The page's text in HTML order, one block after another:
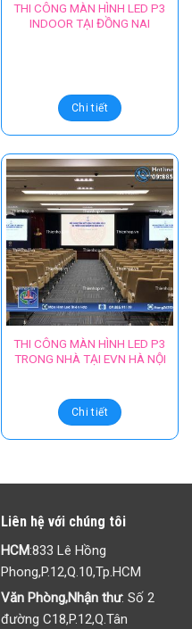
THI CÔNG MÀN HÌNH LED P3
INDOOR TẠI ĐỒNG NAI
Chi tiết
THI CÔNG MÀN HÌNH LED P3
TRONG NHÀ TẠI EVN HÀ NỘI
Chi tiết
Liên hệ với chúng tôi
HCM:833 Lê Hồng
Phong,P.12,Q.10,Tp.HCM
Văn Phòng,Nhận thư: Số 2
đường C18,P.12,Q.Tân